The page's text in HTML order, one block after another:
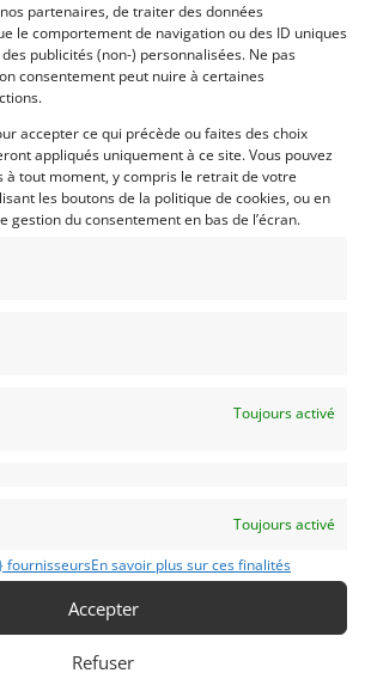
partenaires, de traiter des données
le comportement de navigation ou des ID uniques
publicités (non-) personnalisées. Ne pas
consentement peut nuire à certaines
accepter ce qui précède ou faites des choix
appliqués uniquement à ce site. Vous pouvez
à tout moment, y compris le retrait de votre
les boutons de la politique de cookies, ou en
gestion du consentement en bas de l’écran.
Toujours activé
Toujours activé
fournisseursEn savoir plus sur ces finalités
Accepter
Refuser
develops 30 horsepower at 9500 rpm
above 200 km/h. As a competition
registered, it comes from an Italian
conserved and in perfect condition,
piece of history for vintage
Aermacchi was created in 1913 by
it was specialized in aviation and
planes, the company took an
Aermacchi went under Harley
and the factory moved a few
brothers who developed their own
une expertise de ce modèle